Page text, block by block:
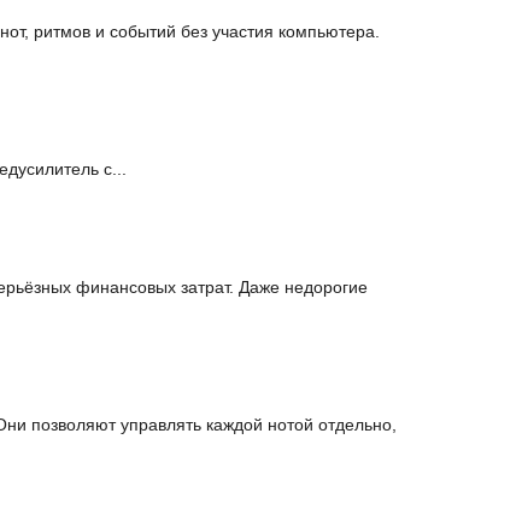
ритмов и событий без участия компьютера.
с...
финансовых затрат. Даже недорогие
позволяют управлять каждой нотой отдельно,